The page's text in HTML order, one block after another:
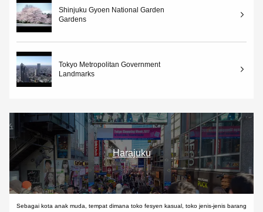
Shinjuku Gyoen National Garden
Gardens
Tokyo Metropolitan Government
Landmarks
Harajuku
Sebagai kota anak muda, tempat dimana toko fesyen kasual, toko jenis-jenis barang